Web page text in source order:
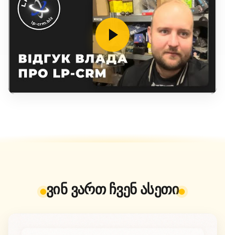
ვინ ვართ ჩვენ ასეთი